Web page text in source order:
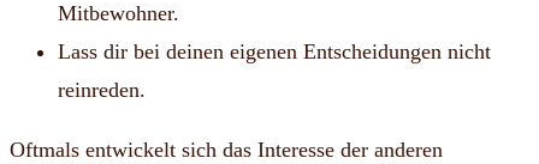
Mitbewohner.
Lass dir bei deinen eigenen Entscheidungen nicht
reinreden.
Oftmals entwickelt sich das Interesse der anderen